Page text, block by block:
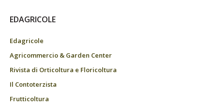
EDAGRICOLE
Edagricole
Agricommercio & Garden Center
Rivista di Orticoltura e Floricoltura
Il Contoterzista
Frutticoltura